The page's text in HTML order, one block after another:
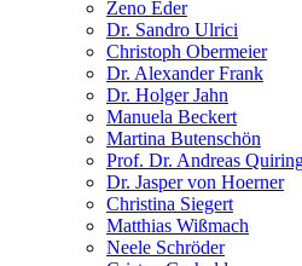
Zeno Eder
Dr. Sandro Ulrici
Christoph Obermeier
Dr. Alexander Frank
Dr. Holger Jahn
Manuela Beckert
Martina Butenschön
Prof. Dr. Andreas
Dr. Jasper von Hoerner
Christina Siegert
Matthias Wißmach
Neele Schröder